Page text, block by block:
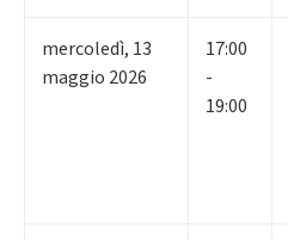
mercoledì, 13
maggio 2026
17:00
-
19:00